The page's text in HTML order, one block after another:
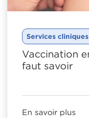
Services
Vaccination
faut savoir
En savoir plus